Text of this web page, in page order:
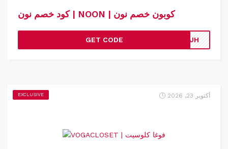
كود خصم نون | NOON | كوبون خصم نون
GET CODE GJH
EXCLUSIVE أكتوبر 23, 2026